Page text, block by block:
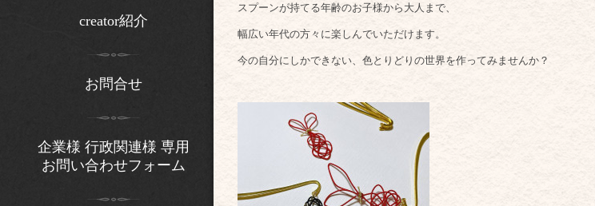
スプーンが持てる年齢のお子様から大人まで、
幅広い年代の方々に楽しんでいただけます。
今の自分にしかできない、色とりどりの世界を作ってみませんか？
creator紹介
お問合せ
企業様 行政関連様 専用
お問い合わせフォーム